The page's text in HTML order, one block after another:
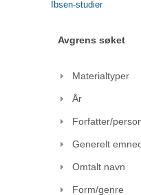
Ibsen-studier
Avgrens søket
Materialtyper
År
Forfatter/
Generelt
Omtalt navn
Form/genre